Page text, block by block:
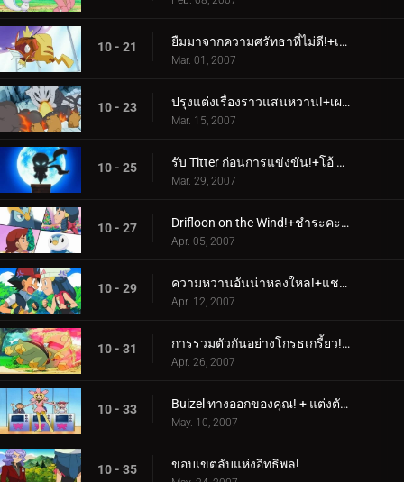
10 - 21 ยืมมาจากความศรัทธาที่ไม่ดี!+เห็นไหมว่าเราต้องการวิวัฒนาการ!
Mar. 01, 2007
10 - 23 ปรุงแต่งเรื่องราวแสนหวาน!+เผชิญหน้ากับความมุ่งมั่นของสตีลิกซ์!
Mar. 15, 2007
10 - 25 รับ Titter ก่อนการแข่งขัน!+โอ้ คุณรู้แผน Poffin ไหม!
Mar. 29, 2007
10 - 27 Drifloon on the Wind!+ชำระคะแนนที่ไม่เก่านัก!
Apr. 05, 2007
10 - 29 ความหวานอันน่าหลงใหล!+แชมป์แฝด!
Apr. 12, 2007
10 - 31 การรวมตัวกันอย่างโกรธเกรี้ยว!+พวกหญ้านั้นเป็นมิตรกับสิ่งแวดล้อมอยู่เสมอ!
Apr. 26, 2007
10 - 33 Buizel ทางออกของคุณ! + แต่งตัวทั้งหมดด้วยที่ไหนสักแห่งที่จะไป!
May. 10, 2007
10 - 35 ขอบเขตลับแห่งอิทธิพล!